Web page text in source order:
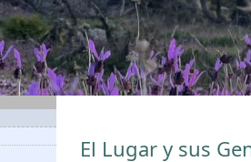
El Lugar y sus